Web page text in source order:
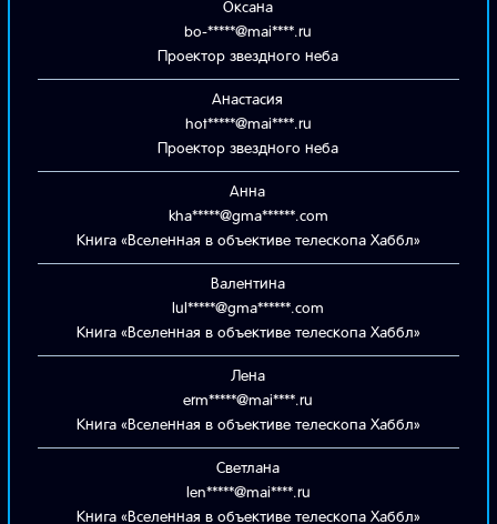
Оксана
bo-*****@mai****.ru
Проектор звездного неба
Анастасия
hot*****@mai****.ru
Проектор звездного неба
Анна
kha*****@gma******.com
Книга «Вселенная в объективе телескопа Хаббл»
Валентина
lul*****@gma******.com
Книга «Вселенная в объективе телескопа Хаббл»
Лена
erm*****@mai****.ru
Книга «Вселенная в объективе телескопа Хаббл»
Светлана
len*****@mai****.ru
Книга «Вселенная в объективе телескопа Хаббл»